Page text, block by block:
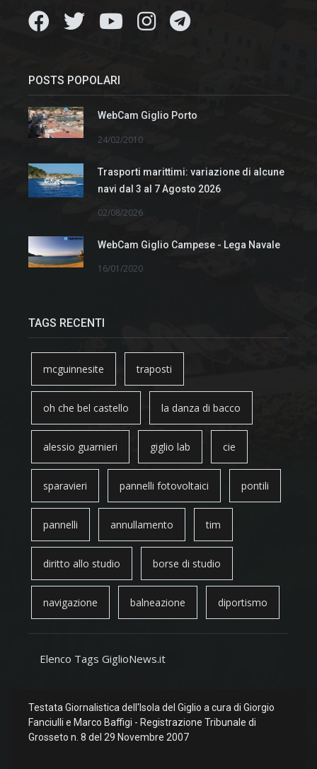
POSTS POPOLARI
WebCam Giglio Porto
24/02/2010
Trasporti marittimi: variazione di alcune
navi dal 3 al 7 Agosto 2026
02/08/2026
WebCam Giglio Campese - Lega Navale
16/01/2020
TAGS RECENTI
mcguinnesite traposti
oh che bel castello la danza di bacco
alessio guarnieri giglio lab cie
sparavieri pannelli fotovoltaici pontili
pannelli annullamento tim
diritto allo studio borse di studio
navigazione balneazione diportismo
Elenco Tags GiglioNews.it
Testata Giornalistica dell'Isola del Giglio a cura di Giorgio
Fanciulli e Marco Baffigi - Registrazione Tribunale di
Grosseto n. 8 del 29 Novembre 2007